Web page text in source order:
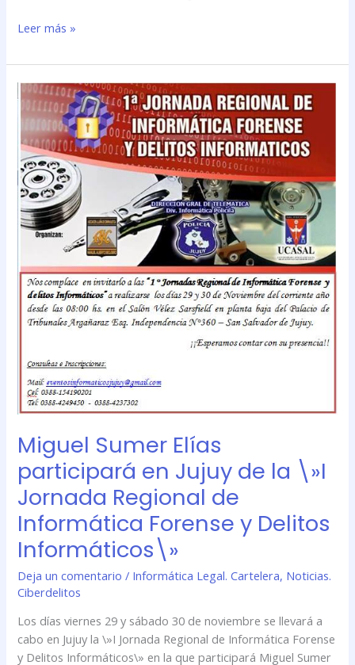
Leer más »
Miguel Sumer Elías
participará en Jujuy de la \»I
Jornada Regional de
Informática Forense y Delitos
Informáticos\»
Deja un comentario / Informática Legal. Cartelera, Noticias.
Ciberdelitos
Los días viernes 29 y sábado 30 de noviembre se llevará a
cabo en Jujuy la \»I Jornada Regional de Informática Forense
y Delitos Informáticos\» en la que participará Miguel Sumer
Miguel
Sumer
participará
en
Jujuy
de
la
Regional
de
Informática
Forense
Delitos
Informáticos\»